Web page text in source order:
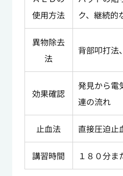
使用方法
ク、継続的
異物除去
法
背部叩打法
効果確認
発見から電
連の流れ
止血法 直接圧迫止
講習時間 １８０分ま